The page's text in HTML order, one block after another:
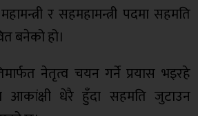
र सहमहामन्त्री पदमा सहमति
बनेको हो।
नेतृत्व चयन गर्ने प्रयास भइरहे
आकांक्षी धेरै हुँदा सहमति जुटाउन